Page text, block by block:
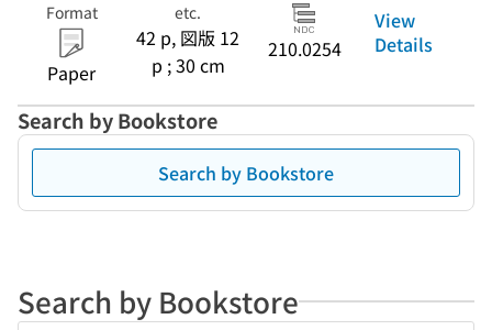
Format
Paper
etc.
42 p, 図版 12
p ; 30 cm
210.0254
View
Details
Search by Bookstore
Search by Bookstore
Search by Bookstore